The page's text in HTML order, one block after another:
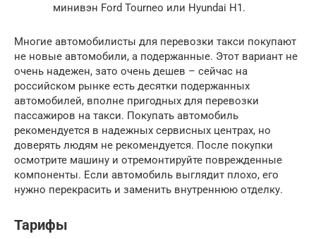
минивэн Ford Tourneo или Hyundai H1.
Многие автомобилисты для перевозки такси покупают
не новые автомобили, а подержанные. Этот вариант не
очень надежен, зато очень дешев – сейчас на
российском рынке есть десятки подержанных
автомобилей, вполне пригодных для перевозки
пассажиров на такси. Покупать автомобиль
рекомендуется в надежных сервисных центрах, но
доверять людям не рекомендуется. После покупки
осмотрите машину и отремонтируйте поврежденные
компоненты. Если автомобиль выглядит плохо, его
нужно перекрасить и заменить внутреннюю отделку.
Тарифы